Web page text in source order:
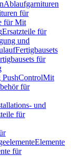
Ablaufgarnituren
für
für Mit
Ersatzteile für
und
Fertigbausets
für
Mit
für
und
für
Elemente
für